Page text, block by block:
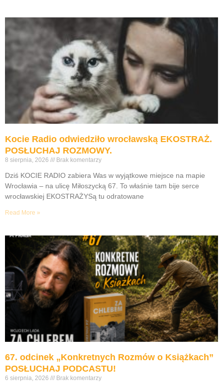
Kocie Radio odwiedziło wrocławską EKOSTRAŻ.
POSŁUCHAJ ROZMOWY.
8 sierpnia, 2026 Brak komentarzy
Dziś KOCIE RADIO zabiera Was w wyjątkowe miejsce na mapie
Wrocławia – na ulicę Miłoszycką 67. To właśnie tam bije serce
wrocławskiej EKOSTRAŻYSą tu odratowane
Read More »
67. odcinek „Konkretnych Rozmów o Książkach”
POSŁUCHAJ PODCASTU!
6 sierpnia, 2026 Brak komentarzy